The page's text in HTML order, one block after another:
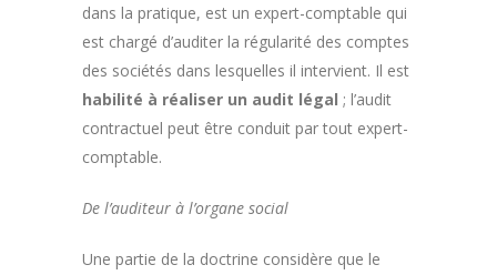
dans la pratique, est un expert-comptable qui
est chargé d’auditer la régularité des comptes
des sociétés dans lesquelles il intervient. Il est
habilité à réaliser un audit légal ; l’audit
contractuel peut être conduit par tout expert-
comptable.
De l’auditeur à l’organe social
Une partie de la doctrine considère que le